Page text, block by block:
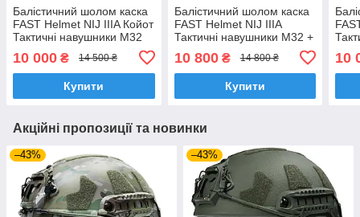
Балістичний шолом каска
FAST Helmet NIJ IIIA Койот
Тактичні навушники M32
10 000 ₴ 14 500 ₴
Купити
Балістичний шолом каска
FAST Helmet NIJ IIIA
Тактичні навушники M32 +
10 800₴ 14 800 ₴
Купити
10
Акційні пропозиції та новинки
–43% –43%